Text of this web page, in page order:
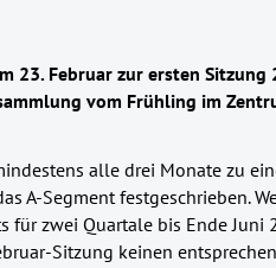
23. Februar zur ersten
vom Frühling im
alle drei Monate zu
A-Segment festgeschrieben.
für zwei Quartale bis Ende
Sitzung keinen